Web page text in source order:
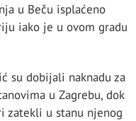
u Beču isplaćeno
iako je u ovom gradu
su dobijali naknadu za
u Zagrebu, dok
zatekli u stanu njenog